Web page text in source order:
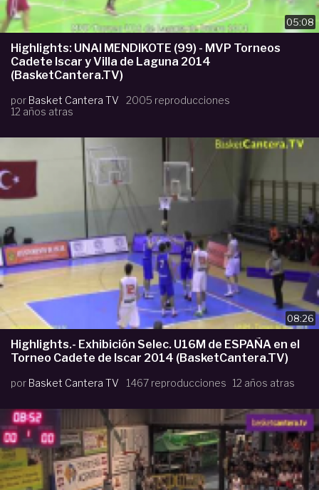
05:08
Highlights: UNAI MENDIKOTE (99) - MVP Torneos
Cadete Iscar y Villa de Laguna 2014
(BasketCantera.TV)
por Basket Cantera TV
2005 reproducciones
12 años atras
08:26
Highlights.- Exhibición Selec. U16M de ESPAÑA en el
Torneo Cadete de Iscar 2014 (BasketCantera.TV)
por Basket Cantera TV 1467 reproducciones 12 años atras